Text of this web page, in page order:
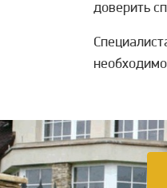
доверить